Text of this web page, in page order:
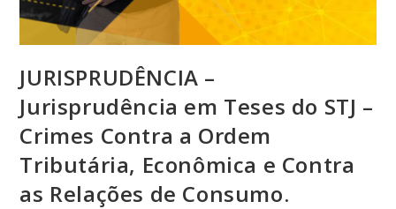
JURISPRUDÊNCIA –
Jurisprudência em Teses do STJ –
Crimes Contra a Ordem
Tributária, Econômica e Contra
as Relações de Consumo.